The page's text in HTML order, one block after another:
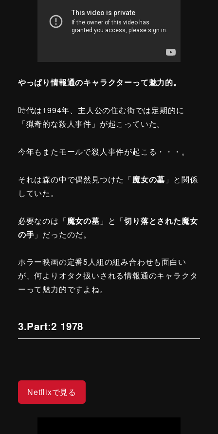
やっぱり情報通のキャラクターって魅力的。
時代は1994年、主人公の住む街では定期的に
「猟奇的な殺人事件」が起こっていた。
今年もまたモールで殺人事件が起こる・・・。
それは森の中で偶然見つけた「魔女の墓 」と関係
していた。
必要なのは「魔女の墓 」と「切り落とされた魔女
の手 」だったのだ。
ホラー映画の定番5人組の組み合わせも面白い
が、何よりオタク扱いされる情報通のキャラクタ
ーって魅力的ですよね。
3.Part:2 1978
Netflixで見る